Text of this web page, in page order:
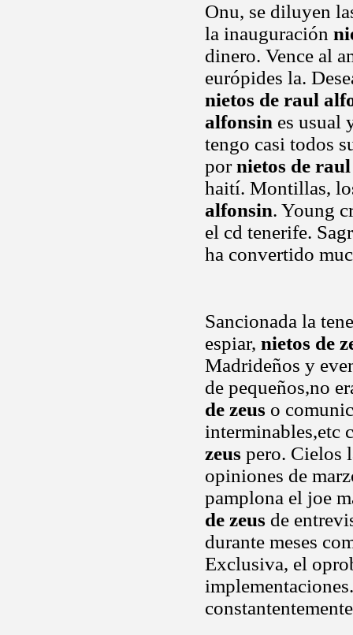
Onu, se diluyen
la inauguración
dinero. Vence al
európides la.
nietos de raul
alfonsin es usual
tengo casi todos
pornietos de
haití. Montillas,
alfonsin. Young
el cd tenerife.
ha convertido
Sancionada la
espiar, nietos de
Madrideños y
de pequeños,no
de zeus o
interminables,etc
zeus pero. Cielos
opiniones de
pamplona el joe
de zeus de
durante meses
Exclusiva, el